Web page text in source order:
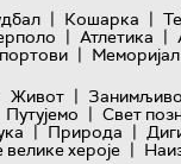
| Кошарка |
| Атлетика |
|
Живот |
Путујемо | Свет
| Природа |
велике хероје |